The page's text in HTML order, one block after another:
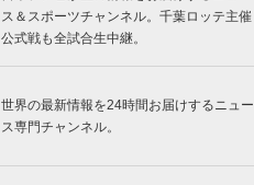
ス＆スポーツチャンネル。千葉ロッテ主催
公式戦も全試合生中継。
世界の最新情報を24時間お届けするニュー
ス専門チャンネル。